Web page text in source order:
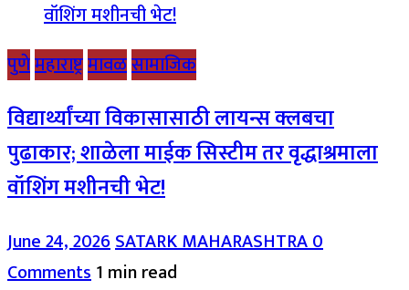
पुणेमहाराष्ट्रमावळसामाजिक
विद्यार्थ्यांच्या विकासासाठी लायन्स क्लबचा
पुढाकार; शाळेला माईक सिस्टीम तर वृद्धाश्रमाला
वॉशिंग मशीनची भेट!
June 24, 2026SATARK MAHARASHTRA0
Comments1 min read